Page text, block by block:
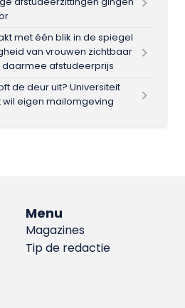
met één blik in de spiegel
van vrouwen zichtbaar
daarmee afstudeerprijs
de deur uit? Universiteit
wil eigen mailomgeving
Menu
Magazines
Tip de redactie